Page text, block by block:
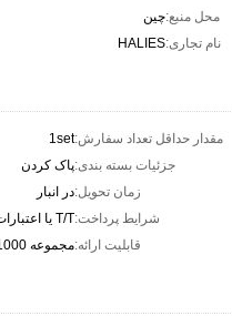
محل منبع:چین
نام تجاری:HALIES
مقدار حداقل تعداد سفارش:1set
جزئیات بسته بندی:پاک کردن
زمان تحویل:در انبار
شرایط پرداخت:T/T یا اعتبارات اسنادی
قابلیت ارائه:مجموعه 1000 در هر ماه